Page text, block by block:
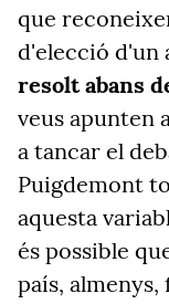
que
d'elecció d'un
resolt abans
veus apunten
a tancar el
Puigdemont
aquesta
és possible
país,